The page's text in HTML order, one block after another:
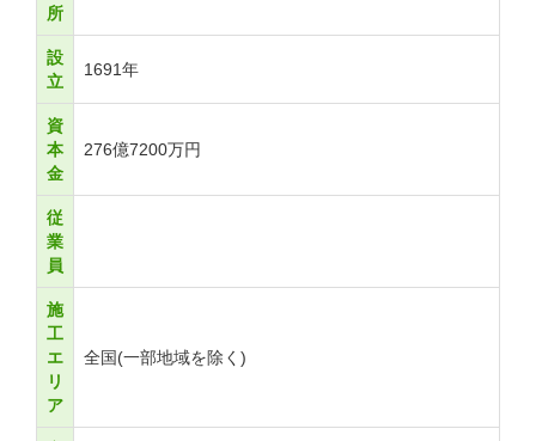
所
設
立
1691年
資
本
金
276億7200万円
従
業
員
施
工
エ
リ
ア
全国(一部地域を除く)